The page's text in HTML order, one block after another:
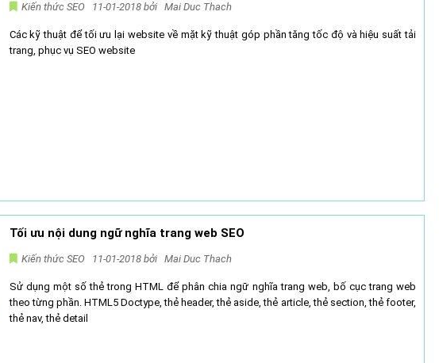
Kiến thức SEO 11-01-2018 bởi Mai Duc Thach
Các kỹ thuật để tối ưu lại website về mặt kỹ thuật góp phần tăng tốc độ và hiệu suất tải
trang, phục vụ SEO website
Tối ưu nội dung ngữ nghĩa trang web SEO
Kiến thức SEO 11-01-2018 bởi Mai Duc Thach
Sử dụng một số thẻ trong HTML để phân chia ngữ nghĩa trang web, bố cục trang web
theo từng phần. HTML5 Doctype, thẻ header, thẻ aside, thẻ article, thẻ section, thẻ footer,
thẻ nav, thẻ detail